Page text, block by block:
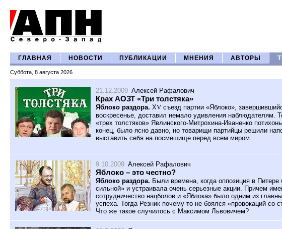
ГЛАВНАЯ НОВОСТИ ПУБЛИКАЦИИ МНЕНИЯ АВТОРЫ
Суббота, 8 августа 2026
21.12.2009 Алексей Рафалович
Крах АОЗТ «Три толстяка»
Яблоко раздора. ХV съезд партии «Яблоко»,
воскресенье, доставил немало удивления наблюдателям.
«трех толстяков» Явлинского-Митрохина-Иваненко
конец, было ясно давно, но товарищи партийцы решили
выставить себя на посмешище перед всем миром.
9.10.2009 Алексей Рафалович
Яблоко – это честно?
Яблоко раздора. Были времена, когда оппозиция в Питере
сильной» и устраивала очень серьезные акции. Причем
сотрудничество нацболов и «Яблока» было одним из
успеха. Тогда Резник почему-то не боялся «провокаций со
Что же такое случилось с Максимом Львовичем?